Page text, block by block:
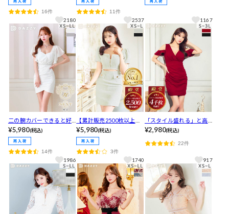
4L/6サイズ展開]
16件
2180
のフラワーレースタイト
ミニ丈キャバドレス[SML/
3サイズ展開]
11件
2537
レス[XS~L/4サイズ展開]
1167
二の腕カバーできると好
評!ワンカラーシフォンス
リーブタイトミニ丈キャ
バドレス[XS～LL/5サイズ
展開]
¥5,980(税込)
14件
1986
【累計販売2500枚以上】
[伊藤桃々着用]可愛いと大
好評★美デコルテ叶う谷
間ジップ×スクエアネック
ツイード美くびれカット
半袖ミニ丈キャバドレス
¥5,980(税込)
3件
1740
「スタイル盛れる」と高
レビュー【累計販売3600
ショルダーVネックタイト
サイズ展開][プチプラキャ
バドレス]
¥2,980(税込)
22件
917